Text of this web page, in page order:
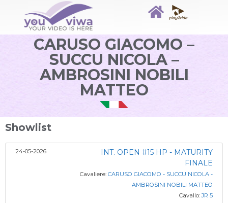
CARUSO GIACOMO –
SUCCU NICOLA –
AMBROSINI NOBILI
MATTEO
Showlist
24-05-2026
INT. OPEN #15 HP - MATURITY
FINALE
Cavaliere: CARUSO GIACOMO - SUCCU NICOLA -
AMBROSINI NOBILI MATTEO
Cavallo:JR 5